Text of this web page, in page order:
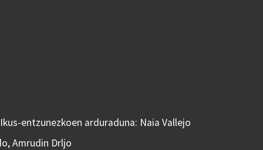
entzunezkoen arduraduna: Naia Vallejo
Amrudin Drljo